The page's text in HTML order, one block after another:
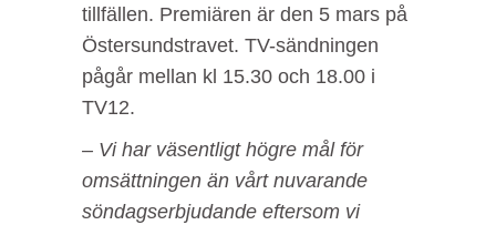
tillfällen. Premiären är den 5 mars på
Östersundstravet. TV-sändningen
pågår mellan kl 15.30 och 18.00 i
TV12.
– Vi har väsentligt högre mål för
omsättningen än vårt nuvarande
söndagserbjudande eftersom vi